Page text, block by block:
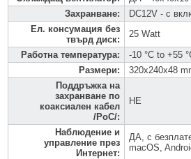
Захранване:
DC12V - с
Ел. консумация без
твърд диск:
25 Watt
Работна температура:
-10 °C to +55
Размери:
320x240x48
Поддръжка на
захранване по
коаксиален кабел
/PoC/:
НЕ
Наблюдение и
управление през
Интернет:
ДА, с
macOS,